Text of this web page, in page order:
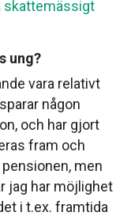
skattemässigt
ung?
vara relativt
någon
och har gjort
fram och
men
jag har möjlighet
i t.ex. framtida